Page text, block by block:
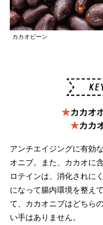
カカオビーン
★カカオ
★カカ
アンチエイジングに有効
オニブ。また、カカオに
ロテインは、消化されに
になって腸内環境を整え
て、カカオニブはどちら
い手はありません。